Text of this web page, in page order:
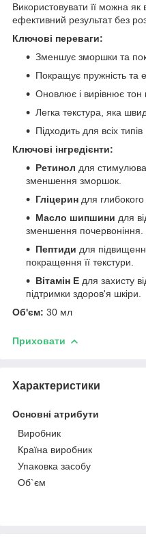
Використовувати її можна як
ефективний результат без
Ключові переваги:
Зменшує зморшки та
Покращує пружність та
Оновлює і вирівнює тон
Легка текстура, яка
Підходить для всіх
Ключові інгредієнти:
Ретинол для
зменшення зморшок.
Гліцерин для
Масло шипшини для
зменшення почервоніння.
Пептиди для
покращення її текстури.
Вітамін E для захисту
підтримки здоров'я шкіри.
Об'єм: 30 мл
Приховати
Характеристики
Основні атрибути
Виробник
Країна виробник
Упаковка засобу
Об`єм